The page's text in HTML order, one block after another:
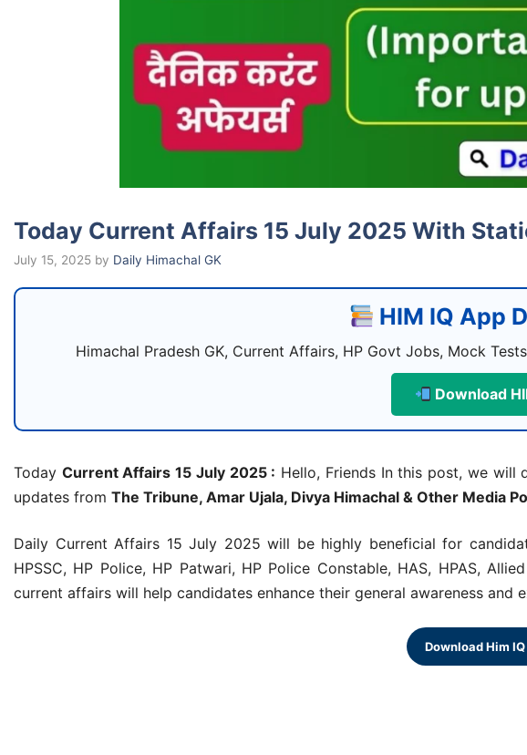
Today Current Affairs 15 July 2025 With
July 15, 2025 by Daily Himachal GK
HIM IQ App
Himachal Pradesh GK, Current Affairs, HP Govt Jobs, Mock
Download
Today Current Affairs 15 July 2025 : Hello, Friends In this post, we will
updates from The Tribune, Amar Ujala, Divya Himachal & Other Media
Daily Current Affairs 15 July 2025 will be highly beneficial for
HPSSC, HP Police, HP Patwari, HP Police Constable, HAS, HPAS,
current affairs will help candidates enhance their general awareness and
Download Him